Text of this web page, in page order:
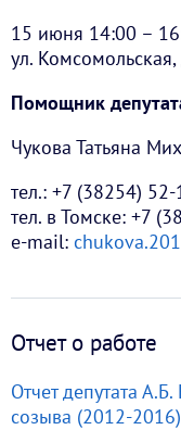
15 июня 14:00 –
ул. Комсомольская,
Помощник
Чукова Татьяна
тел.: +7 (38254)
тел. в Томске: +7
е-mail:
Отчет о работе
Отчет депутата
созыва (2012-